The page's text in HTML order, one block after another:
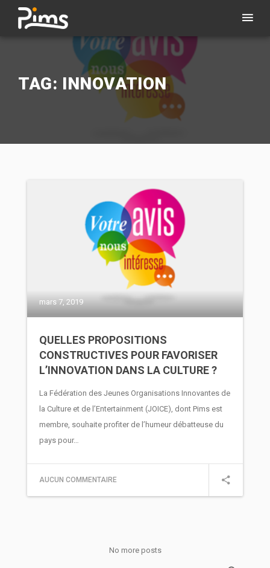
TAG: INNOVATION
mars 7, 2019
QUELLES PROPOSITIONS
CONSTRUCTIVES POUR FAVORISER
L’INNOVATION DANS LA CULTURE ?
La Fédération des Jeunes Organisations Innovantes de
la Culture et de l’Entertainment (JOICE), dont Pims est
membre, souhaite profiter de l’humeur débatteuse du
pays pour…
AUCUN COMMENTAIRE
No more posts